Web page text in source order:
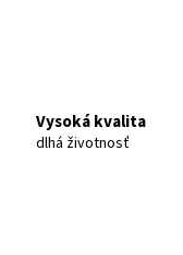
Vysoká kvalita
dlhá životnosť